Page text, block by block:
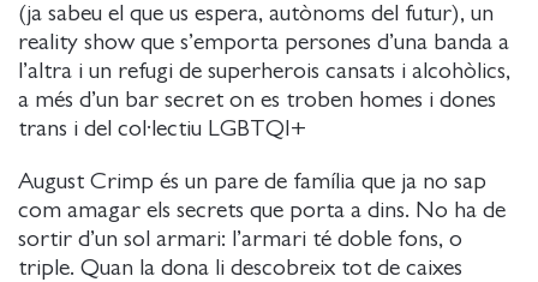
(ja sabeu el que us espera, autònoms del futur), un
reality show que s’emporta persones d’una banda a
l’altra i un refugi de superherois cansats i alcohòlics,
a més d’un bar secret on es troben homes i dones
trans i del col·lectiu LGBTQI+
August Crimp és un pare de família que ja no sap
com amagar els secrets que porta a dins. No ha de
sortir d’un sol armari: l’armari té doble fons, o
triple. Quan la dona li descobreix tot de caixes